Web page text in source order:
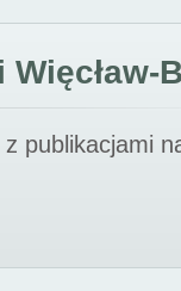
publikacjami